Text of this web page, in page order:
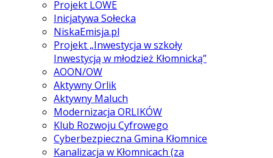
Projekt LOWE
Inicjatywa Sołecka
NiskaEmisja.pl
Projekt „Inwestycja w szkoły
Inwestycją w młodzież Kłomnicką”
AOON/OW
Aktywny Orlik
Aktywny Maluch
Modernizacja ORLIKÓW
Klub Rozwoju Cyfrowego
Cyberbezpieczna Gmina Kłomnice
Kanalizacja w Kłomnicach (za